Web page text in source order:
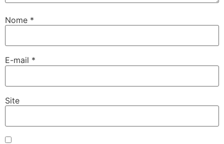
Nome *
E-mail *
Site